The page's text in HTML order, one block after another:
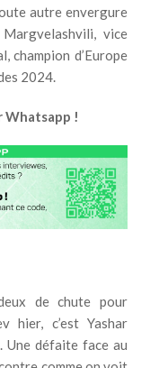
autre envergure
vice
champion d’Europe
2024.
Whatsapp !
de chute pour
hier, c’est Yashar
défaite face au